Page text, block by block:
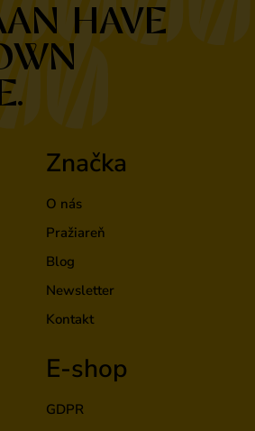
HAVE
Značka
O nás
Pražiareň
Blog
Newsletter
Kontakt
E-shop
GDPR